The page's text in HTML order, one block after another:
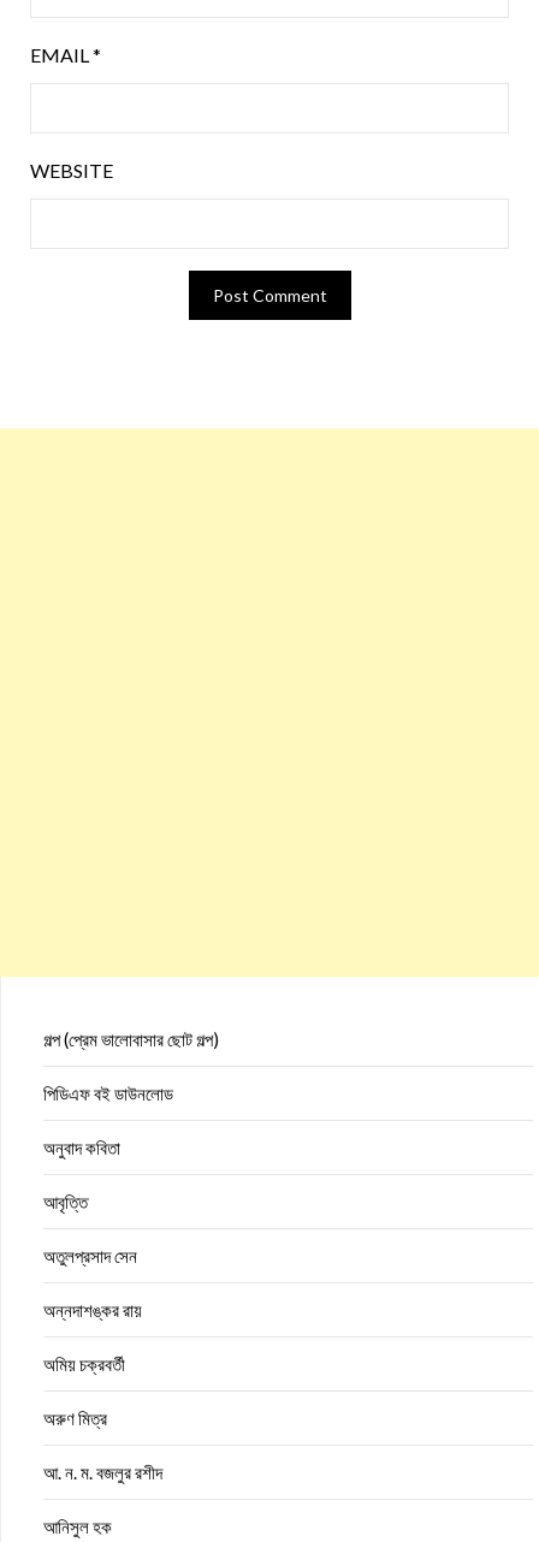
EMAIL*
WEBSITE
গল্প (প্রেম ভালোবাসার ছোট গল্প)
পিডিএফ বই ডাউনলোড
অনুবাদ কবিতা
আবৃত্তি
অতুলপ্রসাদ সেন
অন্নদাশঙ্কর রায়
অমিয় চক্রবর্তী
অরুণ মিত্র
আ. ন. ম. বজলুর রশীদ
আনিসুল হক